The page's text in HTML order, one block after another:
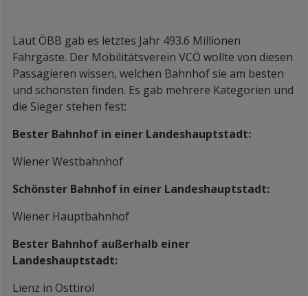
Laut ÖBB gab es letztes Jahr 493.6 Millionen
Fahrgäste. Der Mobilitätsverein VCÖ wollte von diesen
Passagieren wissen, welchen Bahnhof sie am besten
und schönsten finden. Es gab mehrere Kategorien und
die Sieger stehen fest:
Bester Bahnhof in einer Landeshauptstadt:
Wiener Westbahnhof
Schönster Bahnhof in einer Landeshauptstadt:
Wiener Hauptbahnhof
Bester Bahnhof außerhalb einer
Landeshauptstadt:
Lienz in Osttirol